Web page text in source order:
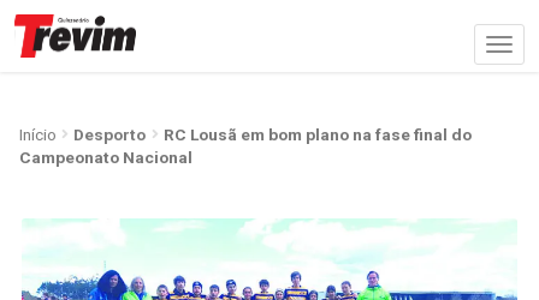
Início Desporto
RC Lousã em bom plano na fase final do
Campeonato Nacional